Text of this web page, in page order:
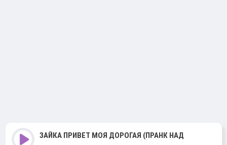
ЗАЙКА ПРИВЕТ МОЯ ДОРОГАЯ (ПРАНК НАД